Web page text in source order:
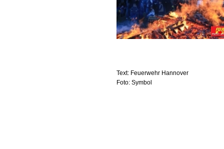
Text: Feuerwehr Hannover
Foto: Symbol